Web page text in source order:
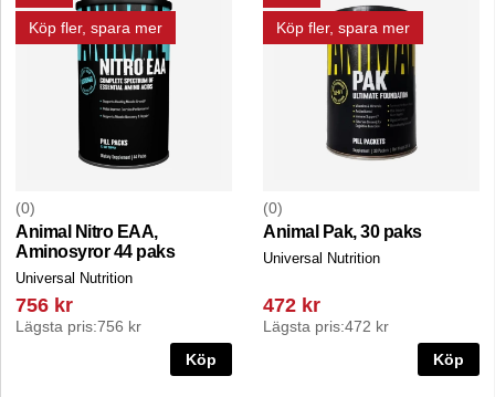
Köp fler, spara mer
0
Animal Nitro EAA,
Aminosyror 44 paks
Universal Nutrition
756 kr
Lägsta pris:756 kr
Köp
Köp fler, spara mer
0
Animal Pak, 30 paks
Universal Nutrition
472 kr
Lägsta pris:472 kr
Köp